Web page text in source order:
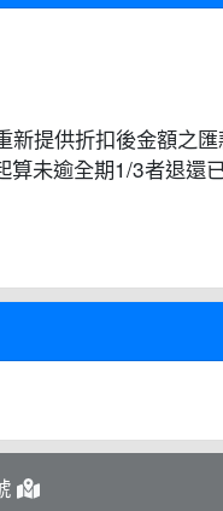
提供折扣後金額之匯
未逾全期1/3者退還